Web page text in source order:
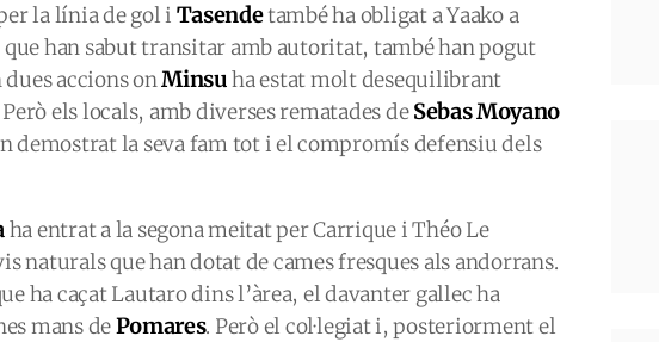
la línia de gol i Tasendetambé ha obligat a Yaako a
han sabut transitar amb autoritat, també han pogut
accions onMinsuha estat molt desequilibrant
els locals, amb diverses rematades deSebas Moyano
demostrat la seva fam tot i el compromís defensiu dels
ha entrat a la segona meitat per Carrique i Théo Le
naturals que han dotat de cames fresques als andorrans.
ha caçat Lautaro dins l’àrea, el davanter gallec ha
mans dePomares. Però el col·legiat i, posteriorment el